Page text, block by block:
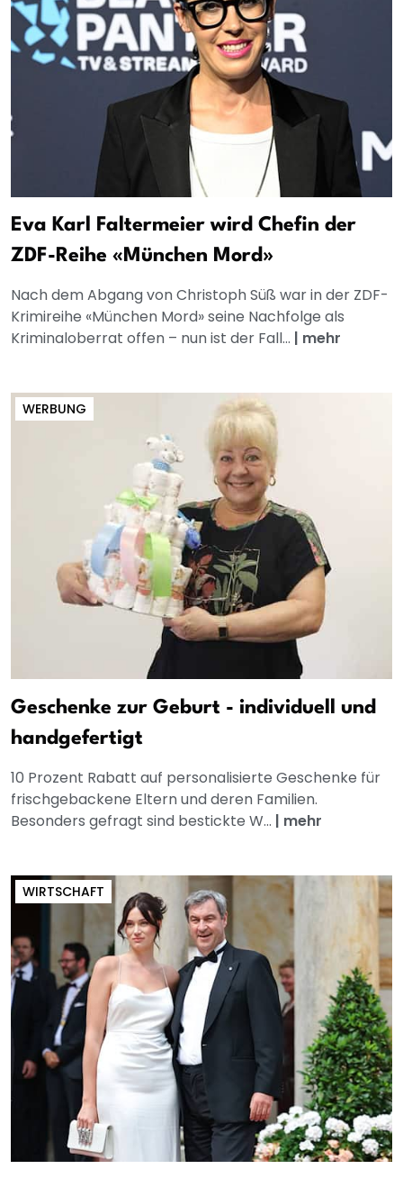
Eva Karl Faltermeier wird Chefin der
ZDF-Reihe «München Mord»
Nach dem Abgang von Christoph Süß war in der ZDF-
Krimireihe «München Mord» seine Nachfolge als
Kriminaloberrat offen – nun ist der Fall... | mehr
WERBUNG
Geschenke zur Geburt - individuell und
handgefertigt
10 Prozent Rabatt auf personalisierte Geschenke für
frischgebackene Eltern und deren Familien.
Besonders gefragt sind bestickte W... | mehr
WIRTSCHAFT